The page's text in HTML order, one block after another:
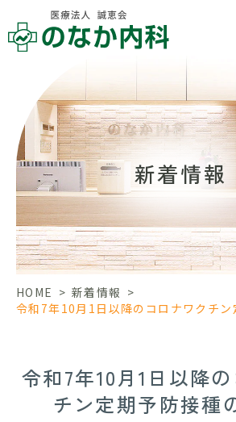
新着情報
HOME > 新着情報 >
令和7年10月1日以降のコロナワクチン
令和7年10月1日以降
チン定期予防接種